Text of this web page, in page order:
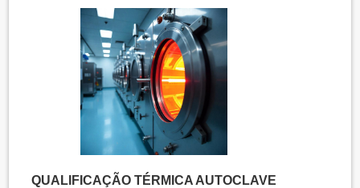
QUALIFICAÇÃO TÉRMICA AUTOCLAVE